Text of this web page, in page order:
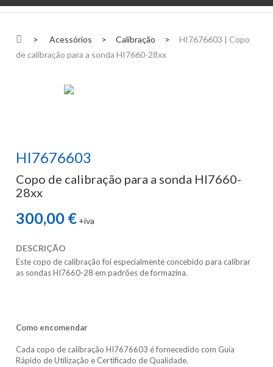
> Acessórios > Calibração >
HI7676603 | Copo
de calibração para a sonda HI7660-28xx
HI7676603
Copo de calibração para a sonda HI7660-
28xx
300,00 € +iva
DESCRIÇÃO
Este copo de calibração foi especialmente concebido para calibrar
as sondas HI7660-28 em padrões de formazina.
Como encomendar
Cada copo de calibração HI7676603 é fornecedido com Guia
Rápido de Utilização e Certificado de Qualidade.